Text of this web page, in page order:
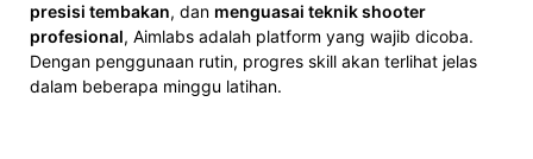
presisi tembakan, dan menguasai teknik shooter
profesional, Aimlabs adalah platform yang wajib dicoba.
Dengan penggunaan rutin, progres skill akan terlihat jelas
dalam beberapa minggu latihan.